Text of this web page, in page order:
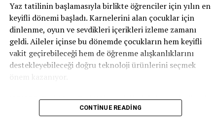
daha anlamlı müşteri deneyimlerine dönüştürebilmek
olacak. Yapay zeka bize güçlü araçlar sunuyor; ancak
müşteri güvenini inşa eden temel değerler hâlâ şeffaflık,
tutarlılık ve uzun vadeli ilişki kurabilme becerisidir.
Teknolojinin sağladığı hız ve verimliliği, “Empati
Güvencesi” yaklaşımımızı da arkamıza alarak
Sigortacılığın tarihsel olarak her zaman veri odaklı bir
Yaz tatilinin başlamasıyla birlikte öğrenciler için yılın en
keyifli dönemi başladı. Karnelerini alan çocuklar için
dinlenme, oyun ve sevdikleri içerikleri izleme zamanı
geldi. Aileler içinse bu dönemde çocukların hem keyifli
vakit geçirebileceği hem de öğrenme alışkanlıklarını
destekleyebileceği doğru teknoloji ürünlerini seçmek
önem kazanıyor.
HONOR, Pad 10 ve Pad X8b modelleriyle karne hediyesi
arayan ailelere özel kampanyalarla güçlü tablet
CONTINUE READING